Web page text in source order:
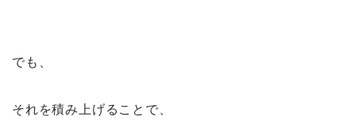
でも、
それを積み上げることで、